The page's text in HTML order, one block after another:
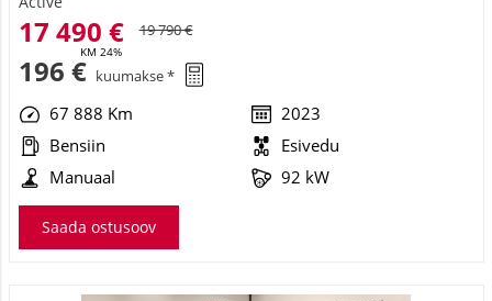
17 490 €
KM 24%
19 790 €
196 € kuumakse *
67 888 Km
2023
Bensiin
Esivedu
Manuaal
92 kW
Saada ostusoov